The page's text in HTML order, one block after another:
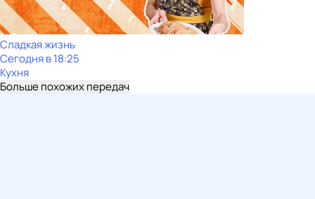
Сладкая жизнь
Сегодня в 18:25
Кухня
Больше похожих передач